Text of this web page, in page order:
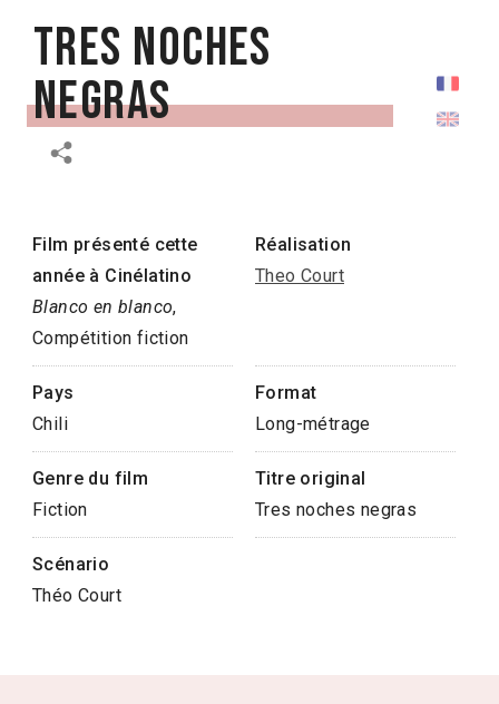
Tres noches
negras
Film présenté cette
année à Cinélatino
Blanco en blanco,
Compétition fiction
Réalisation
Theo Court
Pays
Chili
Format
Long-métrage
Genre du film
Fiction
Titre original
Tres noches negras
Scénario
Théo Court